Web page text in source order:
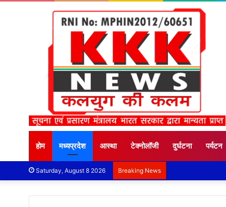
होम मध्यप्रदेश आस्था टेक्नोलॉजी दुर्घटना पर्यटन
Saturday, August 8 2026 Breaking News